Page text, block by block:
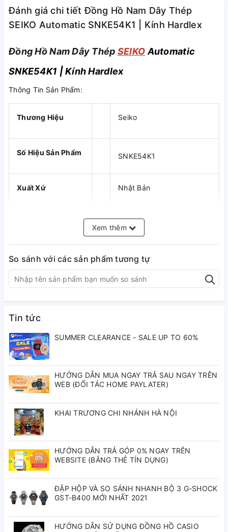
Đánh giá chi tiết Đồng Hồ Nam Dây Thép
SEIKO Automatic SNKE54K1 | Kính Hardlex
Đồng Hồ Nam Dây Thép SEIKO Automatic
SNKE54K1 | Kính Hardlex
Thông Tin Sản Phẩm:
Thương Hiệu Seiko
Số Hiệu Sản Phẩm SNKE54K1
Xuất Xứ Nhật Bản
Nam
Kính
Hardlex Crystal (Kính
Cứng)
Bảo Hành Quốc Tế 1 Năm
Đường Kính Mặt
Số
44 mm
Bề Dày Mặt Số 11 mm
Niềng Thép Không Gỉ
Dây Đeo Thép Không Gỉ
Xem thêm
So sánh với các sản phẩm tương tự
Tin tức
SUMMER CLEARANCE - SALE UP TO 60%
HƯỚNG DẪN MUA NGAY TRẢ SAU NGAY TRÊN
WEB (ĐỐI TÁC HOME PAYLATER)
KHAI TRƯƠNG CHI NHÁNH HÀ NỘI
HƯỚNG DẪN TRẢ GÓP 0% NGAY TRÊN
WEBSITE (BẰNG THẺ TÍN DỤNG)
ĐẬP HỘP VÀ SO SÁNH NHANH BỘ 3 G-SHOCK
GST-B400 MỚI NHẤT 2021
HƯỚNG DẪN SỬ DỤNG ĐỒNG HỒ CASIO